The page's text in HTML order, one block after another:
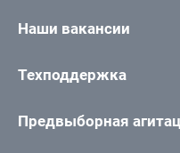
Наши вакансии
Техподдержка
Предвыборная